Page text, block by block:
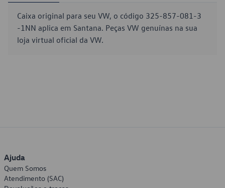
Caixa original para seu VW, o código 325-857-081-3
-1NN aplica em Santana. Peças VW genuínas na sua
loja virtual oficial da VW.
Ajuda
Quem Somos
Atendimento (SAC)